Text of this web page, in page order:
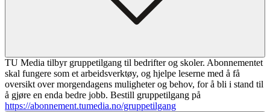
TU Media tilbyr gruppetilgang til bedrifter og skoler. Abonnementet
skal fungere som et arbeidsverktøy, og hjelpe leserne med å få
oversikt over morgendagens muligheter og behov, for å bli i stand til
å gjøre en enda bedre jobb. Bestill gruppetilgang på
https://abonnement.tumedia.no/gruppetilgang